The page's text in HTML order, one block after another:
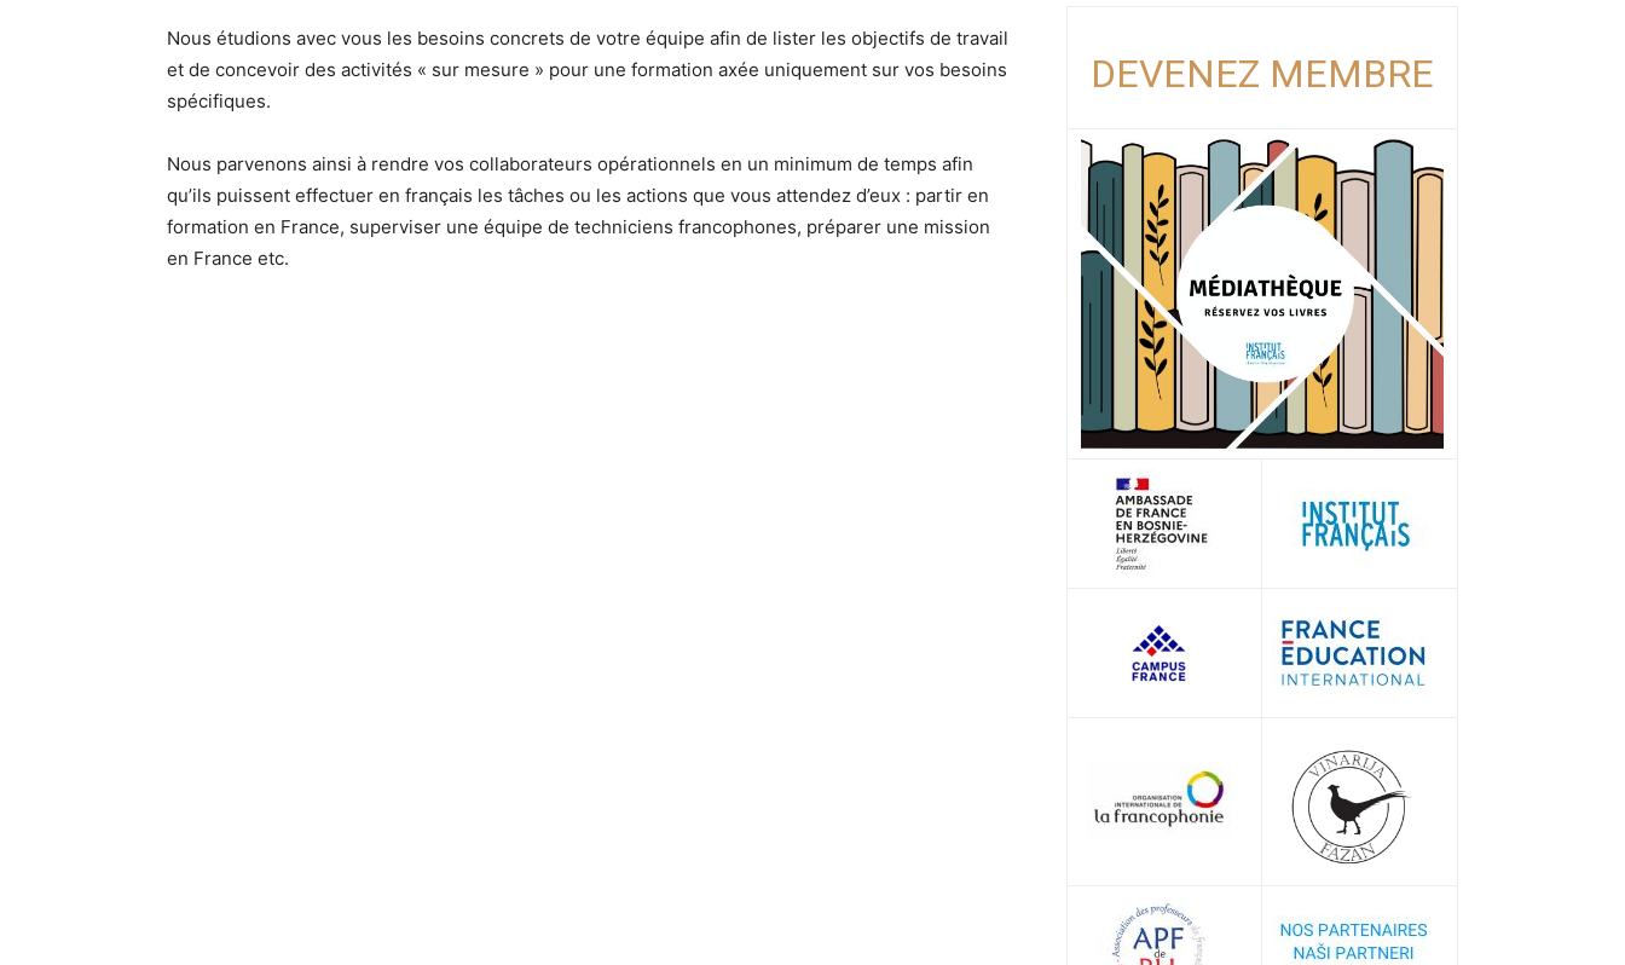
Nous étudions avec vous les besoins concrets de votre équipe afin de lister les objectifs de travail
et de concevoir des activités « sur mesure » pour une formation axée uniquement sur vos besoins
spécifiques.
Nous parvenons ainsi à rendre vos collaborateurs opérationnels en un minimum de temps afin
qu’ils puissent effectuer en français les tâches ou les actions que vous attendez d’eux : partir en
formation en France, superviser une équipe de techniciens francophones, préparer une mission
en France etc.
DEVENEZ MEMBRE